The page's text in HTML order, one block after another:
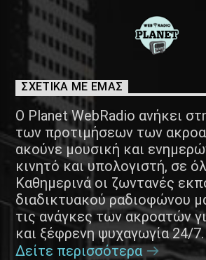
ΣΧΕΤΙΚΑ ΜΕ ΕΜΑΣ
Ο Planet WebRadio ανήκει
των προτιμήσεων των
ακούνε μουσική και
κινητό και υπολογιστή, σε
Καθημερινά οι ζωντανές
διαδικτυακού ραδιοφώνου
τις ανάγκες των ακροατών
και ξέφρενη ψυχαγωγία 24/7.
Δείτε περισσότερα